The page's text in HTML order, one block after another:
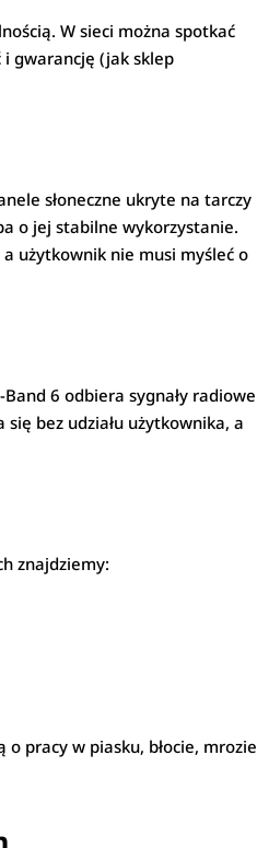
W sieci można spotkać
gwarancję (jak sklep
słoneczne ukryte na tarczy
o jej stabilne wykorzystanie.
użytkownik nie musi myśleć o
6 odbiera sygnały radiowe
bez udziału użytkownika, a
znajdziemy:
pracy w piasku, błocie, mrozie